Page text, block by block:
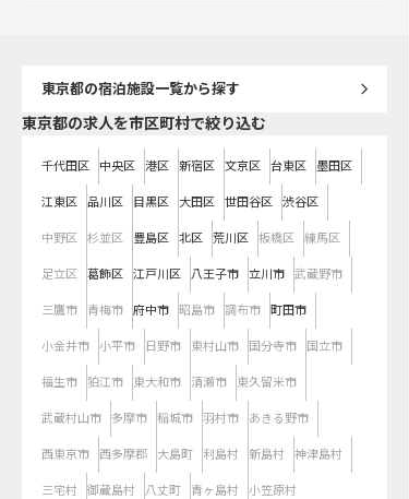
東京都の宿泊施設一覧から探す
東京都の求人を市区町村で絞り込む
千代田区 中央区 港区 新宿区 文京区 台東区 墨田区
江東区 品川区 目黒区 大田区 世田谷区 渋谷区
中野区 杉並区 豊島区 北区 荒川区 板橋区 練馬区
足立区 葛飾区 江戸川区 八王子市 立川市 武蔵野市
三鷹市 青梅市 府中市 昭島市 調布市 町田市
小金井市 小平市 日野市 東村山市 国分寺市 国立市
福生市 狛江市 東大和市 清瀬市 東久留米市
武蔵村山市 多摩市 稲城市 羽村市 あきる野市
西東京市 西多摩郡 大島町 利島村 新島村 神津島村
三宅村 御蔵島村 八丈町 青ヶ島村 小笠原村